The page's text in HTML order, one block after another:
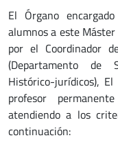
El Órgano
alumnos a este
por el Coordinador
(Departamento de
Histórico-jurídicos),
profesor
atendiendo a los
continuación: